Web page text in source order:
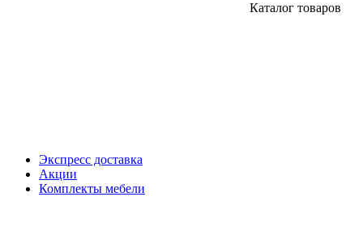
Каталог товаров
Экспресс доставка
Акции
Комплекты мебели